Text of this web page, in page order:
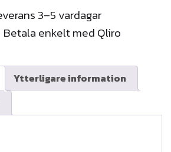
3–5 vardagar
Betala enkelt med Qliro
Ytterligare information